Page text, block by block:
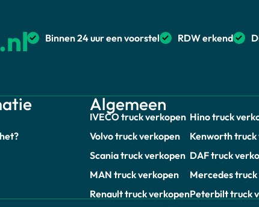
Binnen 24 uur een voorstel RDW erkend
Algemeen
IVECO truck verkopen
Volvo truck verkopen
Scania truck verkopen
MAN truck verkopen
Renault truck verkopen
Hino truck
Kenworth truck
DAF truck
Mercedes
Peterbilt truck